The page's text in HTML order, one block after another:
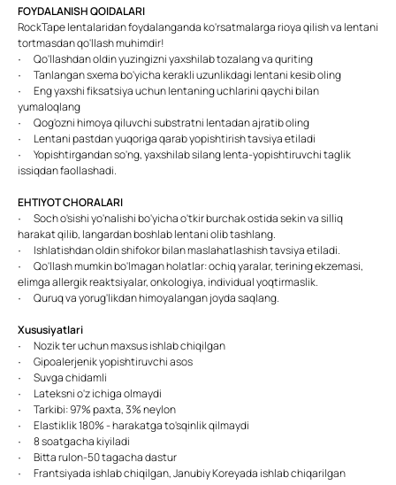
FOYDALANISH QOIDALARI
RockTape lentalaridan foydalanganda ko'rsatmalarga rioya qilish va lentani
tortmasdan qo'llash muhimdir!
· Qo'llashdan oldin yuzingizni yaxshilab tozalang va quriting
· Tanlangan sxema bo'yicha kerakli uzunlikdagi lentani kesib oling
· Eng yaxshi fiksatsiya uchun lentaning uchlarini qaychi bilan
yumaloqlang
· Qog'ozni himoya qiluvchi substratni lentadan ajratib oling
· Lentani pastdan yuqoriga qarab yopishtirish tavsiya etiladi
· Yopishtirgandan so'ng, yaxshilab silang lenta-yopishtiruvchi taglik
issiqdan faollashadi.
EHTIYOT CHORALARI
· Soch o'sishi yo'nalishi bo'yicha o'tkir burchak ostida sekin va silliq
harakat qilib, langardan boshlab lentani olib tashlang.
· Ishlatishdan oldin shifokor bilan maslahatlashish tavsiya etiladi.
· Qo'llash mumkin bo'lmagan holatlar: ochiq yaralar, terining ekzemasi,
elimga allergik reaktsiyalar, onkologiya, individual yoqtirmaslik.
· Quruq va yorug'likdan himoyalangan joyda saqlang.
Xususiyatlari
· Nozik ter uchun maxsus ishlab chiqilgan
· Gipoalerjenik yopishtiruvchi asos
· Suvga chidamli
· Lateksni o'z ichiga olmaydi
· Tarkibi: 97% paxta, 3% neylon
· Elastiklik 180% - harakatga to'sqinlik qilmaydi
· 8 soatgacha kiyiladi
· Bitta rulon-50 tagacha dastur
· Frantsiyada ishlab chiqilgan, Janubiy Koreyada ishlab chiqarilgan